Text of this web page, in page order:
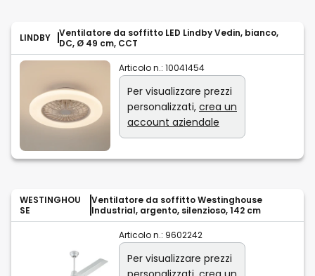
LINDBY
Ventilatore da soffitto LED Lindby Vedin, bianco,
DC, Ø 49 cm, CCT
Articolo n.: 10041454
Per visualizzare prezzi
personalizzati, crea un
account aziendale
WESTINGHOU
SE
Ventilatore da soffitto Westinghouse
Industrial, argento, silenzioso, 142 cm
Articolo n.: 9602242
Per visualizzare prezzi